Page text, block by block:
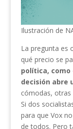
Ilustración de
La pregunta es
qué precio se
política, como
decisión abre
cómodas, otras
Si dos
para que Vox
de todos. Pero